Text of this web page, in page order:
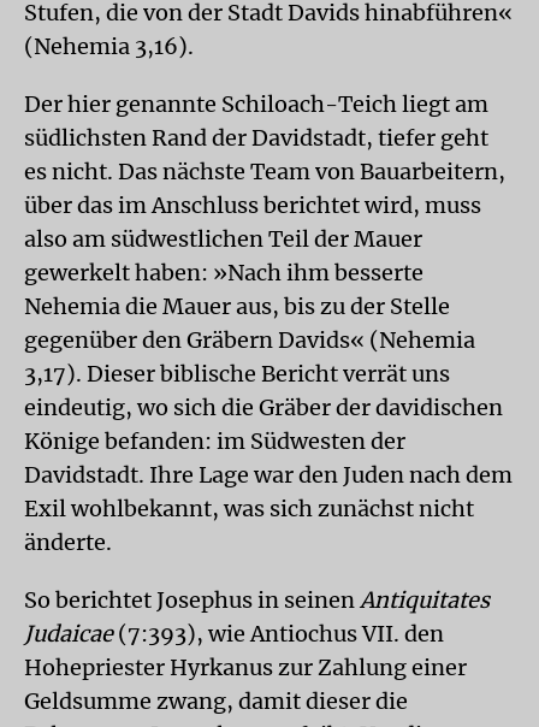
Stufen, die von der Stadt Davids hinabführen«
(Nehemia 3,16).
Der hier genannte Schiloach-Teich liegt am
südlichsten Rand der Davidstadt, tiefer geht
es nicht. Das nächste Team von Bauarbeitern,
über das im Anschluss berichtet wird, muss
also am südwestlichen Teil der Mauer
gewerkelt haben: »Nach ihm besserte
Nehemia die Mauer aus, bis zu der Stelle
gegenüber den Gräbern Davids« (Nehemia
3,17). Dieser biblische Bericht verrät uns
eindeutig, wo sich die Gräber der davidischen
Könige befanden: im Südwesten der
Davidstadt. Ihre Lage war den Juden nach dem
Exil wohlbekannt, was sich zunächst nicht
änderte.
So berichtet Josephus in seinen Antiquitates
Judaicae(7:393), wie Antiochus VII. den
Hohepriester Hyrkanus zur Zahlung einer
Geldsumme zwang, damit dieser die